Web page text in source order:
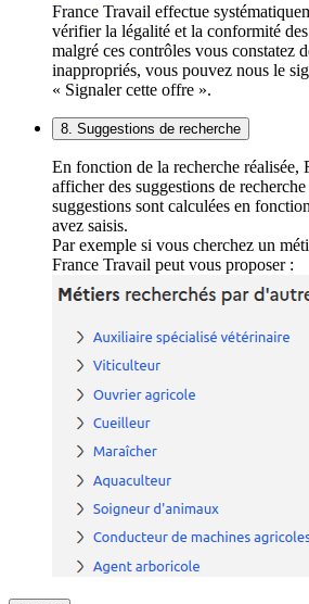
France Travail effectue
vérifier la légalité et la conformité
malgré ces contrôles vous constatez
inappropriés, vous pouvez nous le
« Signaler cette offre ».
8. Suggestions de recherche
En fonction de la recherche réalisée,
afficher des suggestions de
suggestions sont calculées en
avez saisis.
Par exemple si vous cherchez un
France Travail peut vous proposer :